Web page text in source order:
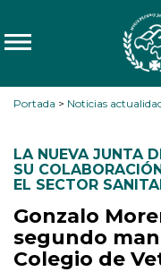
Portada > Noticias
LA NUEVA JUNTA
SU
EL SECTOR
Gonzalo
segundo
Colegio de